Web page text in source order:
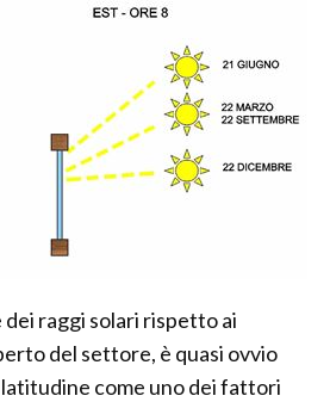
raggi solari rispetto ai
del settore, è quasi ovvio
come uno dei fattori